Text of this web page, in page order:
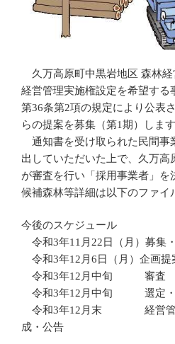
久万高原町中黒岩地区 森林経
経営管理実施権設定を希望する
第36条第2項の規定により公表
らの提案を募集（第1期）します
通知書を受け取られた民間事
出していただいた上で、久万高
が審査を行い「採用事業者」を
候補森林等詳細は以下のファイ
今後のスケジュール
令和3年11月22日（月）募集
令和3年12月6日（月）企画提
令和3年12月中旬 審査
令和3年12月中旬 選定・
令和3年12月末 経営管理
成・公告